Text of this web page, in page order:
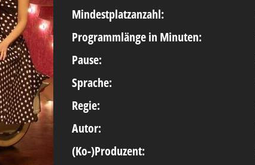
Mindestplatzanzahl:
Programmlänge in Minuten:
Pause:
Sprache:
Regie:
Autor:
(Ko-)Produzent: